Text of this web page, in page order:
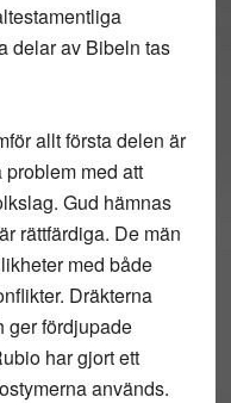
delar av Bibeln tas
allt första delen är
med att
Gud hämnas
rättfärdiga. De män
med både
Dräkterna
ger fördjupade
har gjort ett
används.